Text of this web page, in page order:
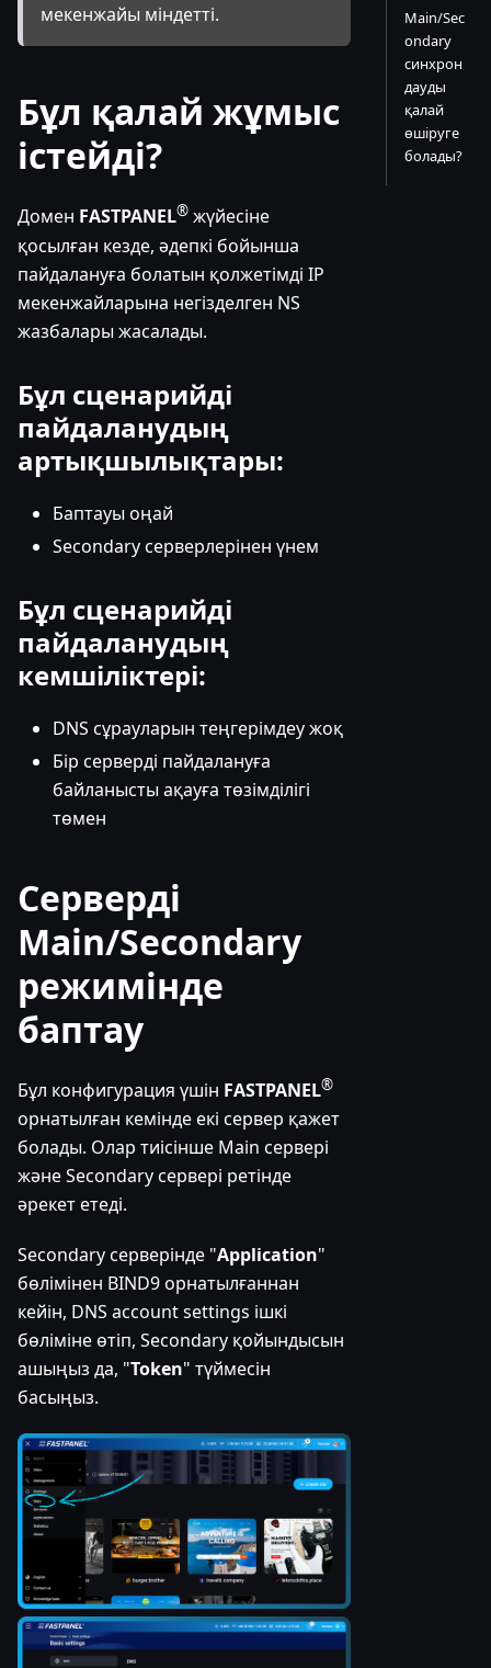
мекенжайы міндетті.
Бұл қалай жұмыс
істейді?
Домен FASTPANEL® жүйесіне
қосылған кезде, әдепкі бойынша
пайдалануға болатын қолжетімді IP
мекенжайларына негізделген NS
жазбалары жасалады.
Бұл сценарийді
пайдаланудың
артықшылықтары:
Баптауы оңай
Secondary серверлерінен үнем
Бұл сценарийді
пайдаланудың
кемшіліктері:
DNS сұрауларын теңгерімдеу жоқ
Бір серверді пайдалануға
байланысты ақауға төзімділігі
төмен
Серверді
Main/Secondary
режимінде
баптау
Бұл конфигурация үшін FASTPANEL®
орнатылған кемінде екі сервер қажет
болады. Олар тиісінше Main сервері
және Secondary сервері ретінде
әрекет етеді.
Secondary серверінде "Application"
бөлімінен BIND9 орнатылғаннан
кейін, DNS account settings ішкі
бөліміне өтіп, Secondary қойындысын
ашыңыз да, "Token" түймесін
басыңыз.
Main/Sec
ondary
синхрон
дауды
қалай
өшіруге
болады?